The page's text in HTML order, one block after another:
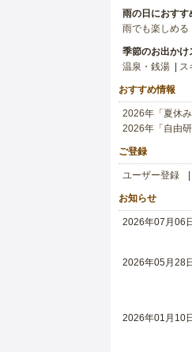
雨の日におすす
雨でも楽しめる
季節のお出かけ
温泉・銭湯
ス
おすすめ情報
2026年「夏休
2026年「自由
ご登録
ユーザー登録
お知らせ
2026年07月06日
2026年05月28日
2026年01月10日